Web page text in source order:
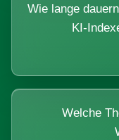
Wie lange
KI-
Welche